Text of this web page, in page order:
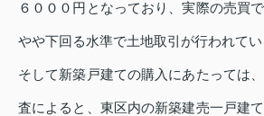
６０００円となっており、実際の売買
やや下回る水準で土地取引が行われてい
そして新築戸建ての購入にあたっては
査によると、東区内の新築建売一戸建